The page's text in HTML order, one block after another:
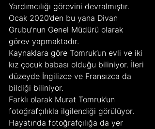
Yardımcılığı görevini devralmıştır.
Ocak 2020’den bu yana Divan
Grubu’nun Genel Müdürü olarak
görev yapmaktadır.
Kaynaklara göre Tomruk’un evli ve iki
kız çocuk babası olduğu biliniyor. İleri
düzeyde İngilizce ve Fransızca da
bildiği biliniyor.
Farklı olarak Murat Tomruk’un
fotoğrafçılıkla ilgilendiği görülüyor.
Hayatında fotoğrafçılığa da yer